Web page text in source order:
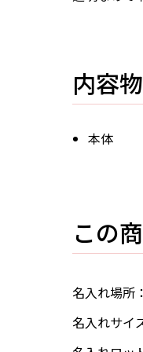
内容物
本体
この
名入れ場所
名入れサ